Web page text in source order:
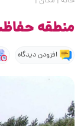
منطقه
افزودن دیدگاه